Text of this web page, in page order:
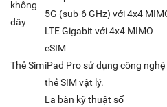
không
dây
5G (sub-6 GHz) với 4x4
LTE Gigabit với 4x4 MIMO
Thẻ Sim
eSIM
iPad Pro sử dụng công
thẻ SIM vật lý.
La bàn kỹ thuật số